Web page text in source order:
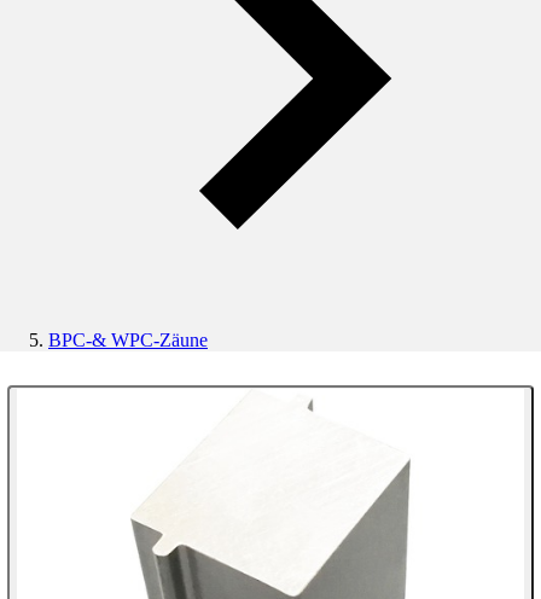
BPC-& WPC-Zäune